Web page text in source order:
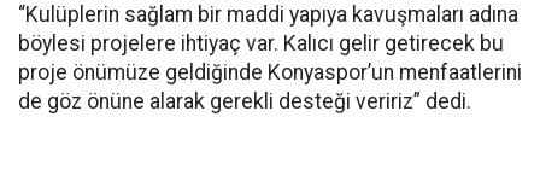
“Kulüplerin sağlam bir maddi yapıya kavuşmaları adına
böylesi projelere ihtiyaç var. Kalıcı gelir getirecek bu
proje önümüze geldiğinde Konyaspor’un menfaatlerini
de göz önüne alarak gerekli desteği veririz” dedi.